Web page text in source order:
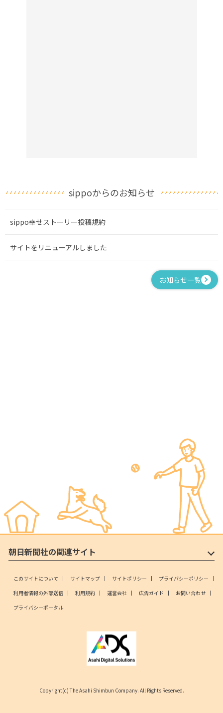
sippoからのお知らせ
sippo幸せストーリー投稿規約
サイトをリニューアルしました
お知らせ一覧
朝日新聞社の関連サイト
このサイトについて サイトマップ サイトポリシー
プライバシーポリシー
利用者情報の外部送信
利用規約 運営会社 広告ガイド
お問い合わせ
プライバシーポータル
Copyright(c) The Asahi Shimbun Company. All Rights Reserved.